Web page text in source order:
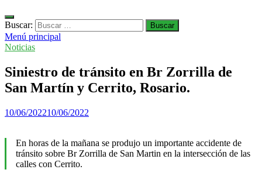
Buscar:
Menú principal
Noticias
Siniestro de tránsito en Br Zorrilla de
San Martín y Cerrito, Rosario.
10/06/202210/06/2022
En horas de la mañana se produjo un importante accidente de
tránsito sobre Br Zorrilla de San Martin en la intersección de las
calles con Cerrito.